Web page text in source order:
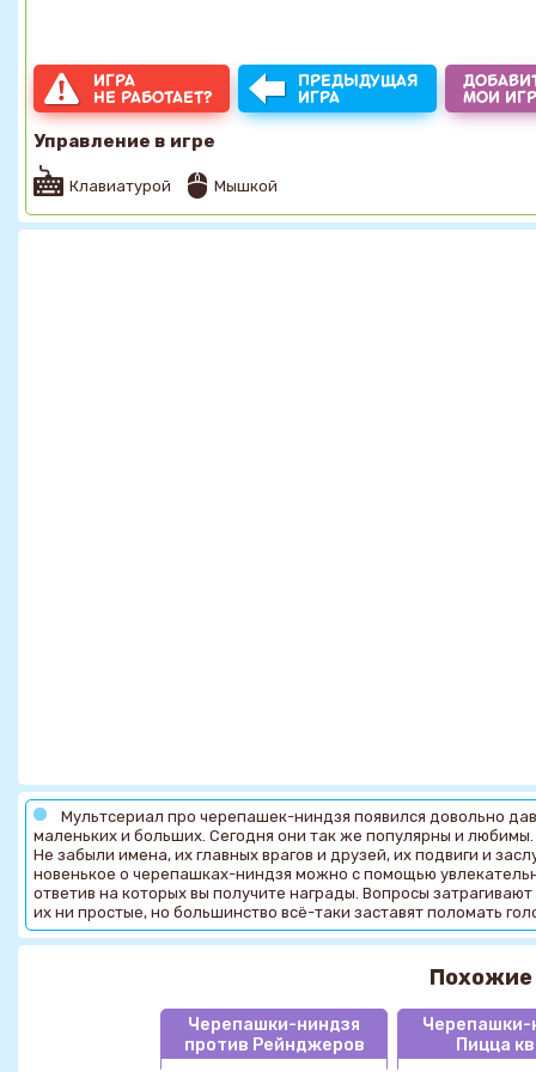
ИГРА
НЕ РАБОТАЕТ?
ПРЕДЫДУЩАЯ
ИГРА
МОИ
Управление в игре
Клавиатурой Мышкой
Мультсериал про черепашек-ниндзя появился довольно
маленьких и больших. Сегодня они так же популярны и
Не забыли имена, их главных врагов и друзей, их подвиги и
новенькое о черепашках-ниндзя можно с помощью
ответив на которых вы получите награды. Вопросы
их ни простые, но большинство всё-таки заставят поломать
Похожие
Черепашки-ниндзя
против Рейнджеров
Черепашки-
Пицца